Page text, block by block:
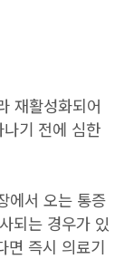
재활성화되어
기 전에 심한
에서 오는 통증
되는 경우가 있
면 즉시 의료기